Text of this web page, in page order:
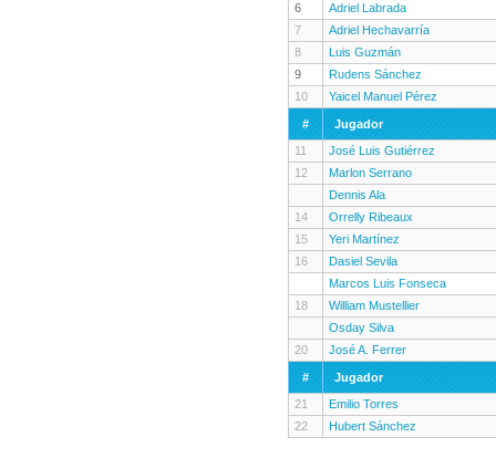
6
Adriel Labrada
7
Adriel Hechavarría
8
Luis Guzmán
9
Rudens Sánchez
10
Yaicel Manuel Pérez
#
Jugador
11
José Luis Gutiérrez
12
Marlon Serrano
Dennis Ala
14
Orrelly Ribeaux
15
Yeri Martínez
16
Dasiel Sevila
Marcos Luis Fonseca
18
William Mustellier
Osday Silva
20
José A. Ferrer
#
Jugador
21
Emilio Torres
22
Hubert Sánchez